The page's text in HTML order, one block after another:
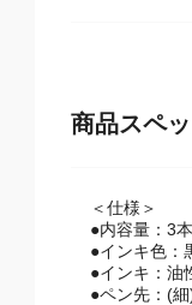
商品スペ
＜仕様＞
●内容量：3
●インキ色：
●インキ：油
●ペン先：(